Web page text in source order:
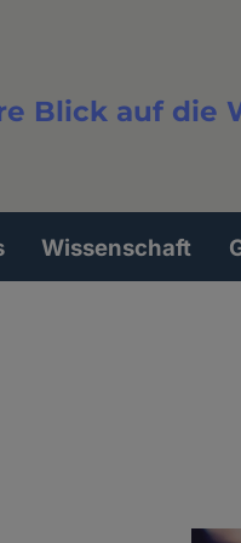
Blick auf die
Wissenschaft